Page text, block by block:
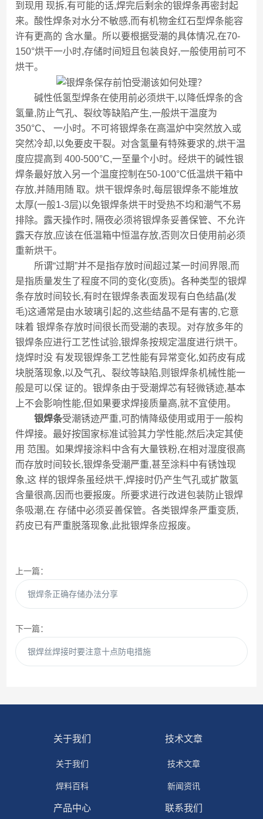
到现用 现拆,有可能的话,焊完后剩余的银焊条再密封起
来。酸性焊条对水分不敏感,而有机物金红石型焊条能容
许有更高的 含水量。所以要根据受潮的具体情况,在70-
150°烘干一小时,存储时间短且包装良好,一般使用前可不
烘干。
碱性低氢型焊条在使用前必须烘干,以降低焊条的含
氢量,防止气孔、裂纹等缺陷产生,一般烘干温度为
350°C、 一小时。不可将银焊条在高温炉中突然放入或
突然冷却,以免要皮干裂。对含氢量有特殊要求的,烘干温
度应提高到 400-500°C,一至量个小时。经烘干的碱性银
焊条最好放入另一个温度控制在50-100°C低温烘干箱中
存放,并随用随 取。烘干银焊条时,每层银焊条不能堆放
太厚(一般1-3层)以免银焊条烘干时受热不均和潮气不易
排除。露天操作时, 隔夜必须将银焊条妥善保管、不允许
露天存放,应该在低温箱中恒温存放,否则次日使用前必须
重新烘干。
所谓“过期”并不是指存放时间超过某一时间界限,而
是指质量发生了程度不同的变化(变质)。各种类型的银焊
条存放时间较长,有时在银焊条表面发现有白色结晶(发
毛)这通常是由水玻璃引起的,这些结晶不是有害的,它意
味着 银焊条存放时间很长而受潮的表现。对存放多年的
银焊条应进行工艺性试验,银焊条按规定温度进行烘干。
烧焊时没 有发现银焊条工艺性能有异常变化,如药皮有成
块脱落现象,以及气孔、裂纹等缺陷,则银焊条机械性能一
般是可以保 证的。银焊条由于受潮焊芯有轻微锈迹,基本
上不会影响性能,但如果要求焊接质量高,就不宜使用。
银焊条受潮锈迹严重,可酌情降级使用或用于一般构
件焊接。最好按国家标准试验其力学性能,然后决定其使
用 范围。如果焊接涂料中含有大量铁粉,在相对湿度很高
而存放时间较长,银焊条受潮严重,甚至涂料中有锈蚀现
象,这 样的银焊条虽经烘干,焊接时仍产生气孔或扩散氢
含量很高,因而也要报废。所要求进行改进包装防止银焊
条吸潮,在 存储中必须妥善保管。各类银焊条严重变质,
药皮已有严重脱落现象,此批银焊条应报废。
上一篇：
银焊条正确存储办法分享
下一篇：
银焊丝焊接时要注意十点防电措施
关于我们
关于我们
焊料百科
技术文章
技术文章
新闻资讯
产品中心 联系我们